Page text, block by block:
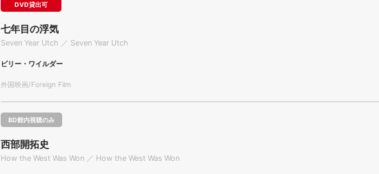
DVD貸出可
七年目の浮気
Seven Year Utch ／ Seven Year Utch
ビリー・ワイルダー
外国映画/Foreign Film
BD館内視聴のみ
西部開拓史
How the West Was Won ／ How the West Was Won